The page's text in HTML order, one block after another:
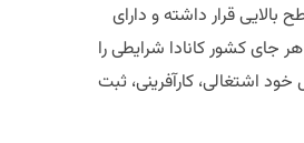
قرار داشته و دارای
جای کشور کانادا شرایطی را
اشتغالی، کارآفرینی، ثبت